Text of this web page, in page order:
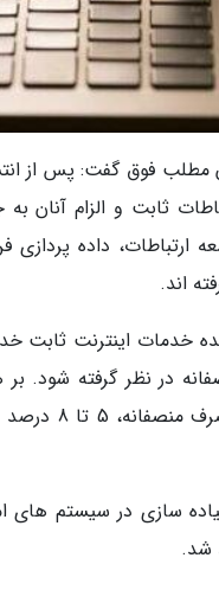
مطلب فوق گفت: پس از
ثابت و الزام
ارتباطات، داده
اند.
خدمات اینترنت
در نظر گرفته شود.
ثابت از جمله
سازی در سیستم های
شد.